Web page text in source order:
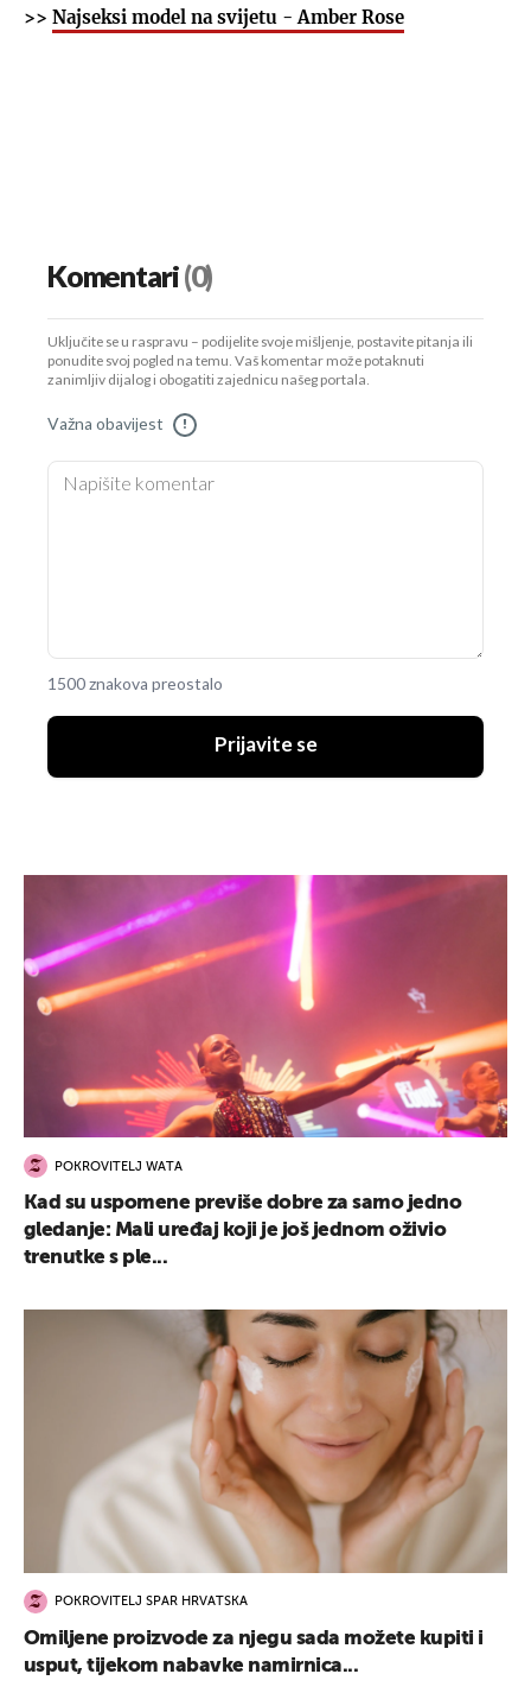
>> Najseksi model na svijetu - Amber Rose
Komentari(0)
Uključite se u raspravu – podijelite svoje mišljenje, postavite pitanja ili
ponudite svoj pogled na temu. Vaš komentar može potaknuti
zanimljiv dijalog i obogatiti zajednicu našeg portala.
Važna obavijest !
1500 znakova preostalo
Prijavite se
POKROVITELJ WATA
Kad su uspomene previše dobre za samo jedno
gledanje: Mali uređaj koji je još jednom oživio
trenutke s ple...
POKROVITELJ SPAR HRVATSKA
Omiljene proizvode za njegu sada možete kupiti i
usput, tijekom nabavke namirnica...